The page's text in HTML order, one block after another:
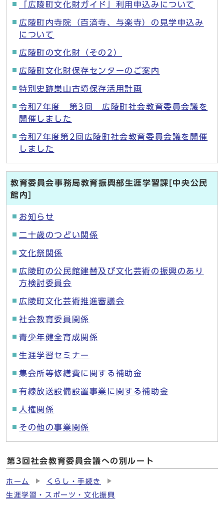
「広陵町文化財ガイド」利用申込みについて
広陵町内寺院（百済寺、与楽寺）の見学申込み
について
広陵町の文化財（その2）
広陵町文化財保存センターのご案内
特別史跡巣山古墳保存活用計画
令和7年度 第3回 広陵町社会教育委員会議を
開催しました
令和7年度第2回広陵町社会教育委員会議を開催
しました
教育委員会事務局教育振興部生涯学習課[中央公民
館内]
お知らせ
二十歳のつどい関係
文化祭関係
広陵町の公民館建替及び文化芸術の振興のあり
方検討委員会
広陵町文化芸術推進審議会
社会教育委員関係
青少年健全育成関係
生涯学習セミナー
集会所等修繕費に関する補助金
有線放送設備設置事業に関する補助金
人権関係
その他の事業関係
第3回社会教育委員会議への別ルート
ホーム
くらし・手続き
生涯学習・スポーツ・文化振興